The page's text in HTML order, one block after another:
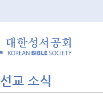
선교 소식